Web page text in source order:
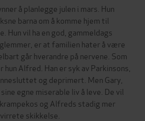
å planlegge julen i mars. Hun
barna om å komme hjem til
Hun vil ha en god, gammeldags
er at familien hater å være
går hverandre på nervene. Som
Alfred. Han er syk av Parkinsons,
og deprimert. Men Gary,
egne miserable liv å leve. De vil
og Alfreds stadig mer
skikkelse.